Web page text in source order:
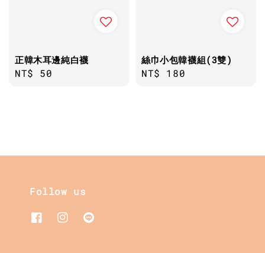
正韓木耳邊純白襪
Regular
NT$ 50
絲巾小包韓襪組(3雙)
Regular
NT$ 180
Follow us